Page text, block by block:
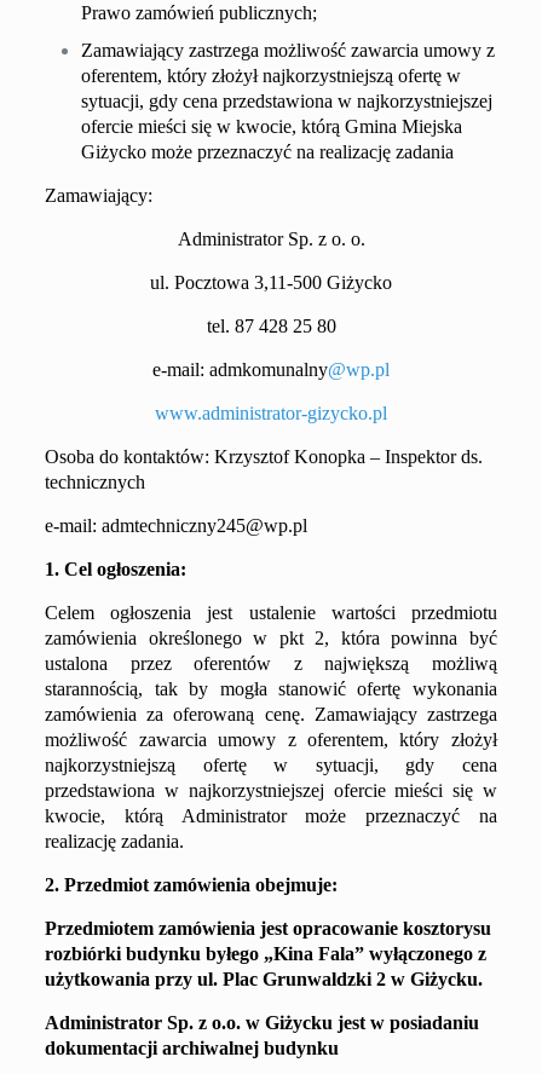
Prawo zamówień publicznych;
Zamawiający zastrzega możliwość zawarcia umowy z
oferentem, który złożył najkorzystniejszą ofertę w
sytuacji, gdy cena przedstawiona w najkorzystniejszej
ofercie mieści się w kwocie, którą Gmina Miejska
Giżycko może przeznaczyć na realizację zadania
Zamawiający:
Administrator Sp. z o. o.
ul. Pocztowa 3,11-500 Giżycko
tel. 87 428 25 80
e-mail: admkomunalny@wp.pl
www.administrator-gizycko.pl
Osoba do kontaktów: Krzysztof Konopka – Inspektor ds.
technicznych
e-mail:admtechniczny245@wp.pl
1. Cel ogłoszenia:
Celem ogłoszenia jest ustalenie wartości przedmiotu
zamówienia określonego w pkt 2, która powinna być
ustalona przez oferentów z największą możliwą
starannością, tak by mogła stanowić ofertę wykonania
zamówienia za oferowaną cenę. Zamawiający zastrzega
możliwość zawarcia umowy z oferentem, który złożył
najkorzystniejszą ofertę w sytuacji, gdy cena
przedstawiona w najkorzystniejszej ofercie mieści się w
kwocie, którą Administrator może przeznaczyć na
realizację zadania.
2. Przedmiot zamówienia obejmuje:
Przedmiotem zamówienia jest opracowaniekosztorysu
rozbiórkibudynku byłego „Kina Fala” wyłączonego z
użytkowania przy ul. Plac Grunwaldzki 2 w Giżycku.
Administrator Sp. z o.o. w Giżycku jest w posiadaniu
dokumentacji archiwalnej budynku